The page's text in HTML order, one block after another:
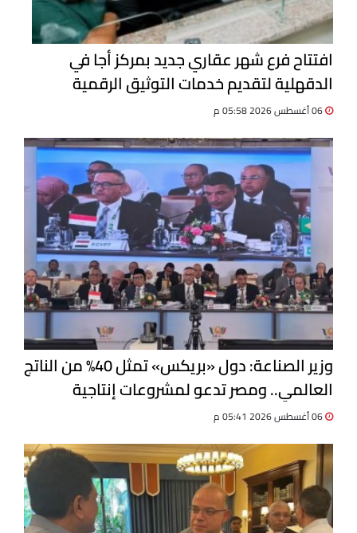
افتتاح فرع شهر عقاري جديد بمركز أجا في
الدقهلية لتقديم خدمات التوثيق الرقمية
وزير الصناعة: دول «بريكس» تمثل 40% من الناتج
العالمي.. ومصر تدعو لمشروعات إنتاجية
مشتركة